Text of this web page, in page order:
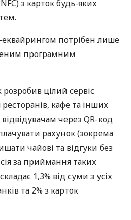
з карток будь-яких
еквайрингом потрібен лише
програмним
цілий сервіс
кафе та інших
через QR-код
рахунок (зокрема
чайові та відгуки без
за приймання таких
1,3% від суми з усіх
та 2% з карток